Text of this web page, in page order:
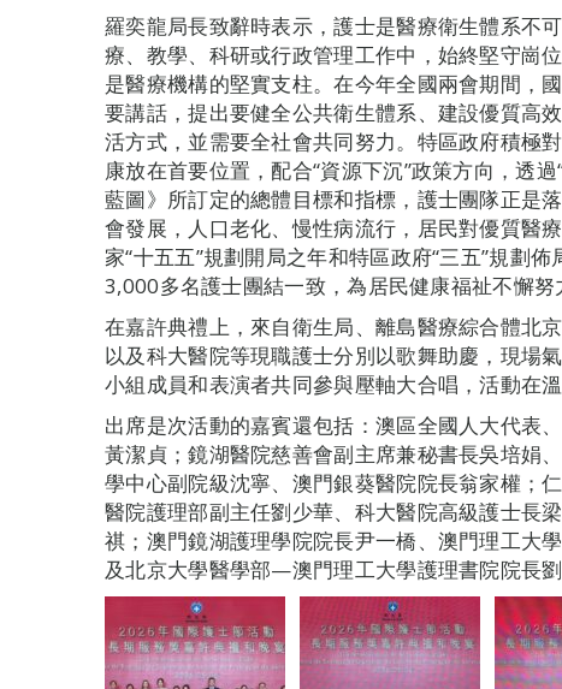
羅奕龍局長致辭時表示，護士是醫療衛生體系不
療、教學、科研或行政管理工作中，始終堅守崗
是醫療機構的堅實支柱。在今年全國兩會期間，
要講話，提出要健全公共衛生體系、建設優質高
活方式，並需要全社會共同努力。特區政府積極
康放在首要位置，配合“資源下沉”政策方向，透
藍圖》所訂定的總體目標和指標，護士團隊正是
會發展，人口老化、慢性病流行，居民對優質醫
家“十五五”規劃開局之年和特區政府“三五”規劃
3,000多名護士團結一致，為居民健康福祉不懈努
在嘉許典禮上，來自衛生局、離島醫療綜合體北
以及科大醫院等現職護士分別以歌舞助慶，現場
小組成員和表演者共同參與壓軸大合唱，活動在
出席是次活動的嘉賓還包括：澳區全國人大代表
黃潔貞；鏡湖醫院慈善會副主席兼秘書長吳培娟
學中心副院級沈寧、澳門銀葵醫院院長翁家權；
醫院護理部副主任劉少華、科大醫院高級護士長
祺；澳門鏡湖護理學院院長尹一橋、澳門理工大
及北京大學醫學部—澳門理工大學護理書院院長劉